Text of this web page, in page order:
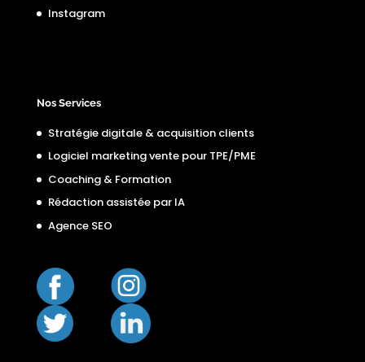
Instagram
Nos Services
Stratégie digitale & acquisition clients
Logiciel marketing vente pour TPE/PME
Coaching & Formation
Rédaction assistée par IA
Agence SEO